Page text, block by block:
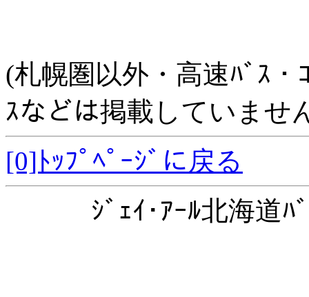
(札幌圏以外・高速ﾊﾞｽ・
ｽなどは掲載していませ
[0]ﾄｯﾌﾟﾍﾟｰｼﾞに戻る
ｼﾞｪｲ･ｱｰﾙ北海道